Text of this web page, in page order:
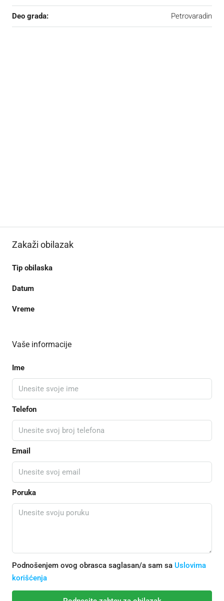
Deo grada: Petrovaradin
Zakaži obilazak
Tip obilaska
Datum
Vreme
Vaše informacije
Ime
Telefon
Email
Poruka
Podnošenjem ovog obrasca saglasan/a sam sa Uslovima
korišćenja